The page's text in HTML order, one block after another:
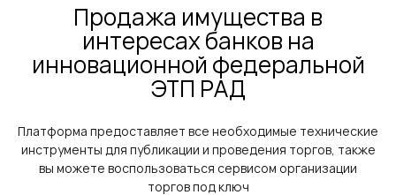
Продажа имущества в
интересах банков на
инновационной федеральной
ЭТП РАД
Платформа предоставляет все необходимые технические
инструменты для публикации и проведения торгов, также
вы можете воспользоваться сервисом организации
торгов под ключ